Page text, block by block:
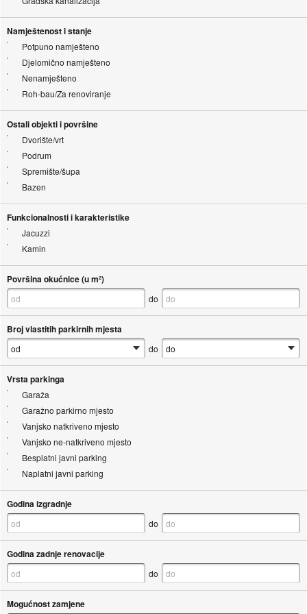
Namještenost i stanje
Potpuno namješteno
Djelomično namješteno
Nenamješteno
Roh-bau/Za renoviranje
Ostali objekti i površine
Dvorište/vrt
Podrum
Spremište/šupa
Bazen
Funkcionalnosti i karakteristike
Jacuzzi
Kamin
Površina okućnice (u m²)
do
Broj vlastitih parkirnih mjesta
do
Vrsta parkinga
Garaža
Garažno parkirno mjesto
Vanjsko natkriveno mjesto
Vanjsko ne-natkriveno mjesto
Besplatni javni parking
Naplatni javni parking
Godina izgradnje
do
Godina zadnje renovacije
do
Mogućnost zamjene